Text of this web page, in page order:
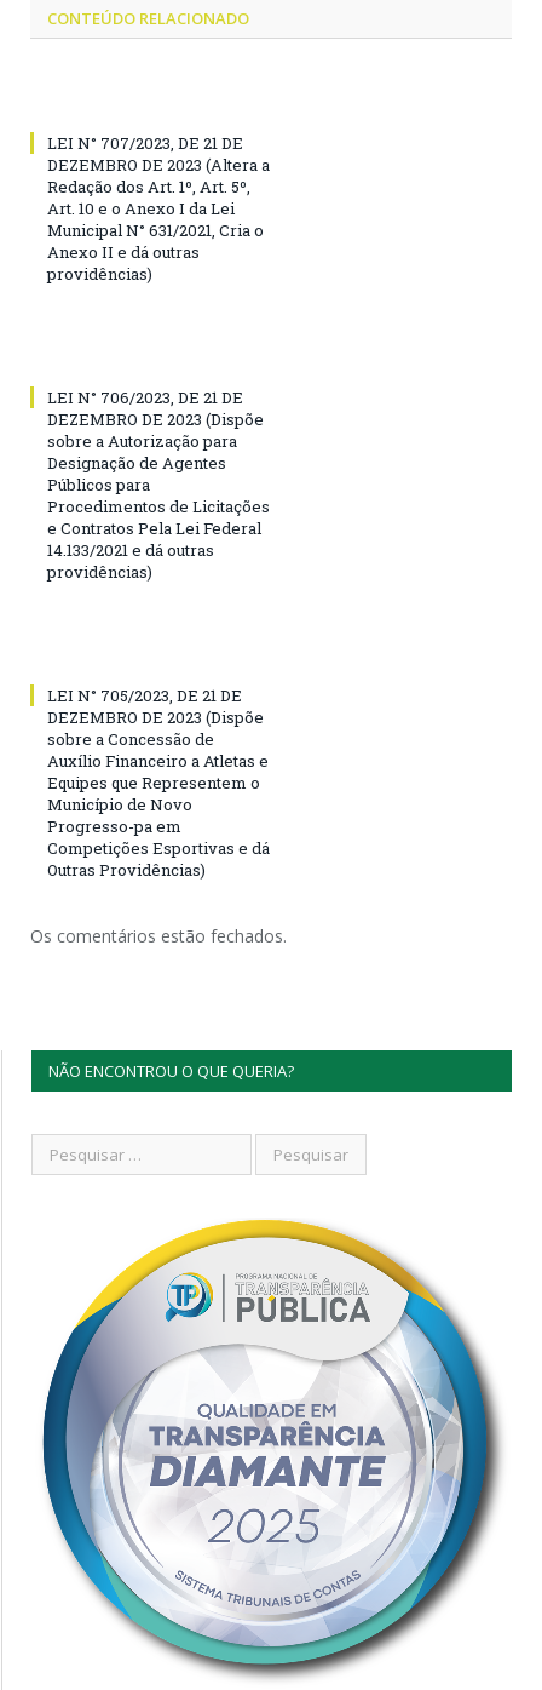
CONTEÚDO RELACIONADO
LEI N° 707/2023, DE 21 DE
DEZEMBRO DE 2023 (Altera a
Redação dos Art. 1º, Art. 5º,
Art. 10 e o Anexo I da Lei
Municipal N° 631/2021, Cria o
Anexo II e dá outras
providências)
LEI N° 706/2023, DE 21 DE
DEZEMBRO DE 2023 (Dispõe
sobre a Autorização para
Designação de Agentes
Públicos para
Procedimentos de Licitações
e Contratos Pela Lei Federal
14.133/2021 e dá outras
providências)
LEI N° 705/2023, DE 21 DE
DEZEMBRO DE 2023 (Dispõe
sobre a Concessão de
Auxílio Financeiro a Atletas e
Equipes que Representem o
Município de Novo
Progresso-pa em
Competições Esportivas e dá
Outras Providências)
Os comentários estão fechados.
NÃO ENCONTROU O QUE QUERIA?